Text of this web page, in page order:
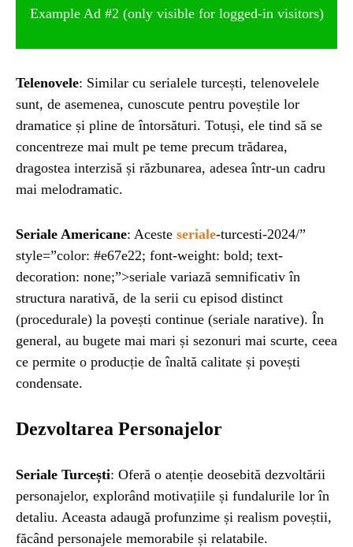
Example Ad #2 (only visible for logged-in visitors)
Telenovele: Similar cu serialele turcești, telenovelele
sunt, de asemenea, cunoscute pentru poveștile lor
dramatice și pline de întorsături. Totuși, ele tind să se
concentreze mai mult pe teme precum trădarea,
dragostea interzisă și răzbunarea, adesea într-un cadru
mai melodramatic.
Seriale Americane: Aceste seriale-turcesti-2024/”
style=”color: #e67e22; font-weight: bold; text-
decoration: none;”>seriale variază semnificativ în
structura narativă, de la serii cu episod distinct
(procedurale) la povești continue (seriale narative). În
general, au bugete mai mari și sezonuri mai scurte, ceea
ce permite o producție de înaltă calitate și povești
condensate.
Dezvoltarea Personajelor
Seriale Turcești: Oferă o atenție deosebită dezvoltării
personajelor, explorând motivațiile și fundalurile lor în
detaliu. Aceasta adaugă profunzime și realism poveștii,
făcând personajele memorabile și relatabile.